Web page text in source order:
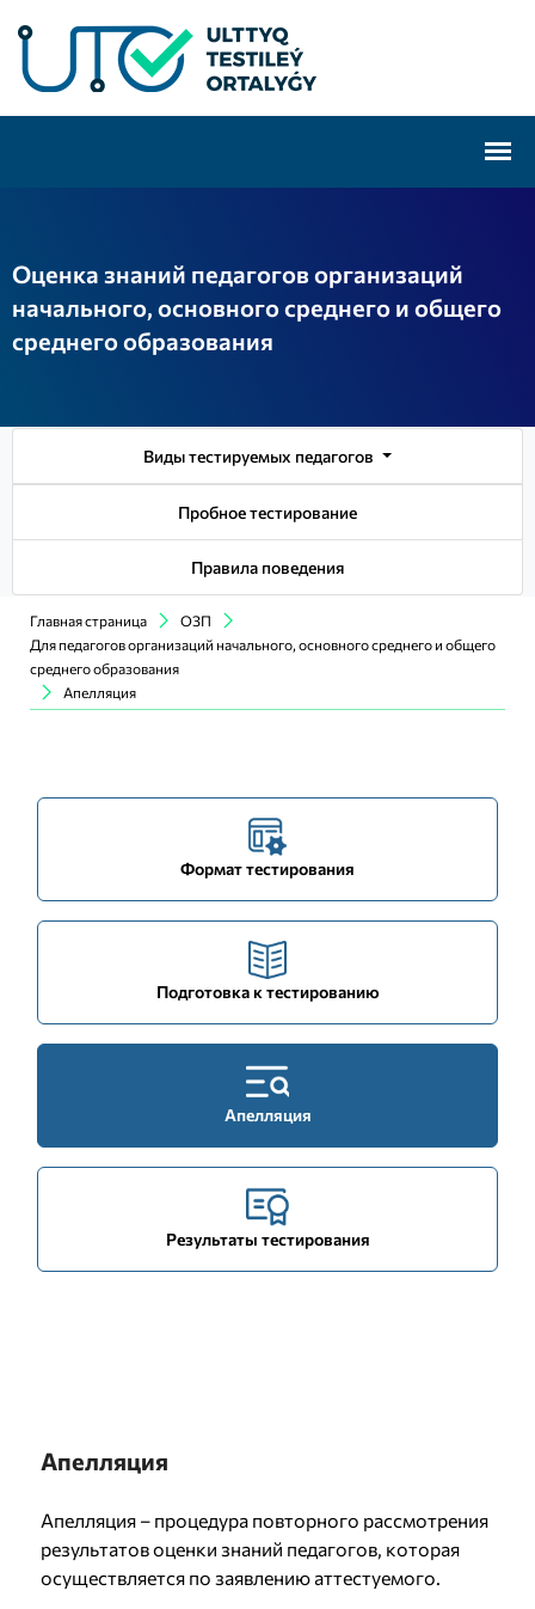
Оценка знаний педагогов организаций
начального, основного среднего и общего
среднего образования
Виды тестируемых педагогов
Пробное тестирование
Правила поведения
Главная страница
ОЗП
Для педагогов организаций начального, основного среднего и общего
среднего образования
Апелляция
Формат тестирования
Подготовка к тестированию
Апелляция
Результаты тестирования
Апелляция
Апелляция – процедура повторного рассмотрения
результатов оценки знаний педагогов, которая
осуществляется по заявлению аттестуемого.